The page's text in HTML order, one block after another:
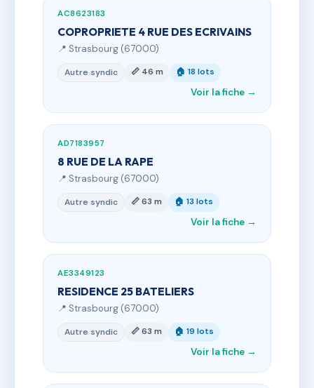
AC8623183
COPROPRIETE 4 RUE DES ECRIVAINS
📍 Strasbourg (67000)
Autre syndic 📏 46 m 🏠 18 lots
Voir la fiche →
AD7183957
8 RUE DE LA RAPE
📍 Strasbourg (67000)
Autre syndic 📏 63 m 🏠 13 lots
Voir la fiche →
AE3349123
RESIDENCE 25 BATELIERS
📍 Strasbourg (67000)
Autre syndic 📏 63 m 🏠 19 lots
Voir la fiche →